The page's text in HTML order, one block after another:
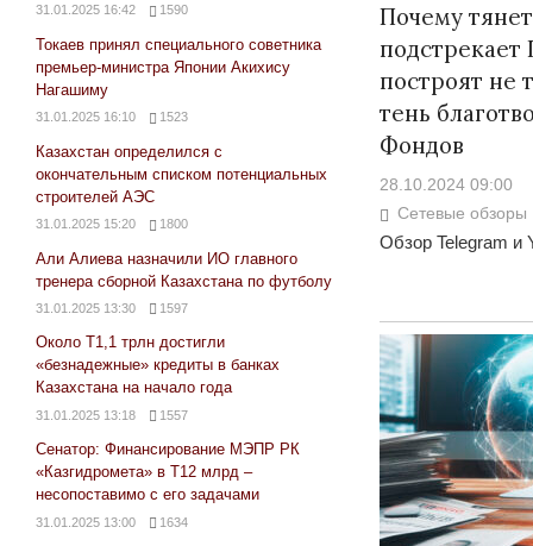
Почему
построят не
тень
Фондов
28.10.2024 09:00
Сетевые обзоры
Обзор Telegram и
31.01.2025 16:42 1590
Токаев принял специального советника
премьер-министра Японии Акихису
Нагашиму
31.01.2025 16:10 1523
Казахстан определился с
окончательным списком потенциальных
строителей АЭС
31.01.2025 15:20 1800
Али Алиева назначили ИО главного
тренера сборной Казахстана по футболу
31.01.2025 13:30 1597
Около Т1,1 трлн достигли
«безнадежные» кредиты в банках
Казахстана на начало года
31.01.2025 13:18 1557
Сенатор: Финансирование МЭПР РК
«Казгидромета» в Т12 млрд –
несопоставимо с его задачами
31.01.2025 13:00 1634